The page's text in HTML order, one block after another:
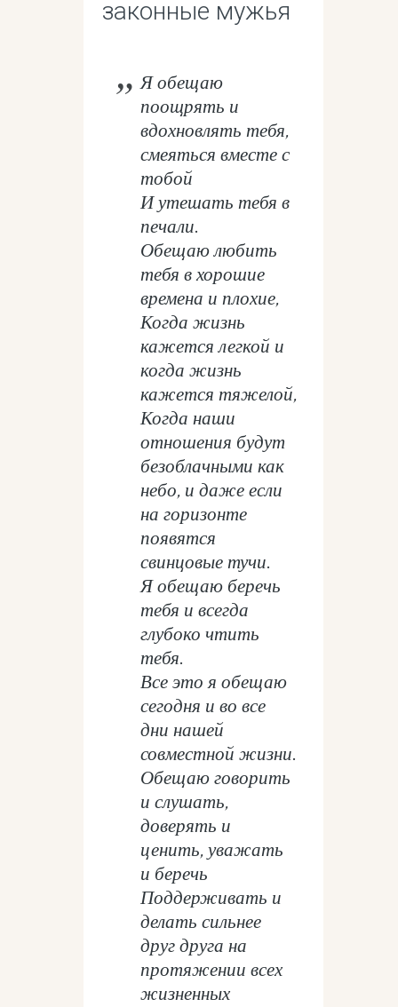
законные мужья
Я обещаю
поощрять и
вдохновлять тебя,
смеяться вместе с
тобой
И утешать тебя в
печали.
Обещаю любить
тебя в хорошие
времена и плохие,
Когда жизнь
кажется легкой и
когда жизнь
кажется тяжелой,
Когда наши
отношения будут
безоблачными как
небо, и даже если
на горизонте
появятся
свинцовые тучи.
Я обещаю беречь
тебя и всегда
глубоко чтить
тебя.
Все это я обещаю
сегодня и во все
дни нашей
совместной жизни.
Обещаю говорить
и слушать,
доверять и
ценить, уважать
и беречь
Поддерживать и
делать сильнее
друг друга на
протяжении всех
жизненных